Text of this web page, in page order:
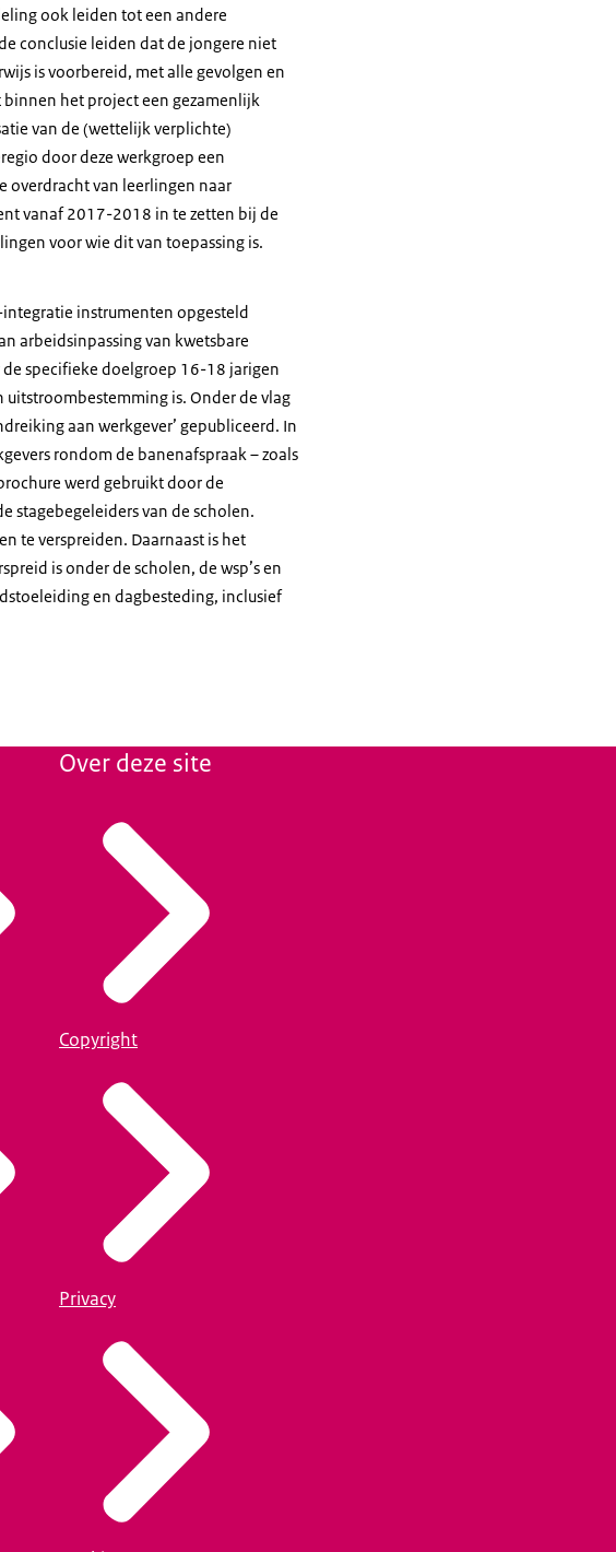
ook leiden tot een andere
conclusie leiden dat de jongere niet
is voorbereid, met alle gevolgen en
het project een gezamenlijk
van de (wettelijk verplichte)
door deze werkgroep een
overdracht van leerlingen naar
vanaf 2017-2018 in te zetten bij de
voor wie dit van toepassing is.
instrumenten opgesteld
arbeidsinpassing van kwetsbare
specifieke doelgroep 16-18 jarigen
is. Onder de vlag
aan werkgever’ gepubliceerd. In
rondom de banenafspraak – zoals
werd gebruikt door de
stagebegeleiders van de scholen.
te verspreiden. Daarnaast is het
is onder de scholen, de wsp’s en
en dagbesteding, inclusief
Over deze site
Copyright
Privacy